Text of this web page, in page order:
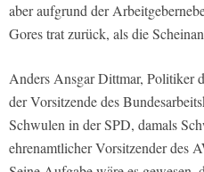
aber aufgrund der
Gores trat zurück, als die
Anders Ansgar Dittmar, Politiker
der Vorsitzende des
Schwulen in der SPD, damals
ehrenamtlicher Vorsitzender des